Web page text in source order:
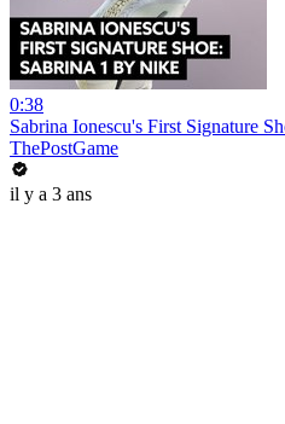
0:38
Sabrina Ionescu's First Signature
ThePostGame
il y a 3 ans